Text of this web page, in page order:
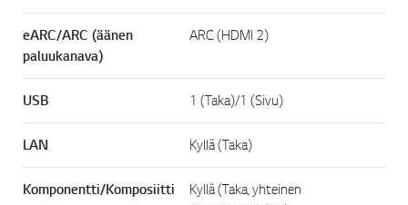
eARC/ARC (äänen
paluukanava)
ARC (HDMI 2)
USB 1 (Taka)/1 (Sivu)
LAN Kyllä (Taka)
Komponentti/Komposiitti
Kyllä (Taka, yhteinen